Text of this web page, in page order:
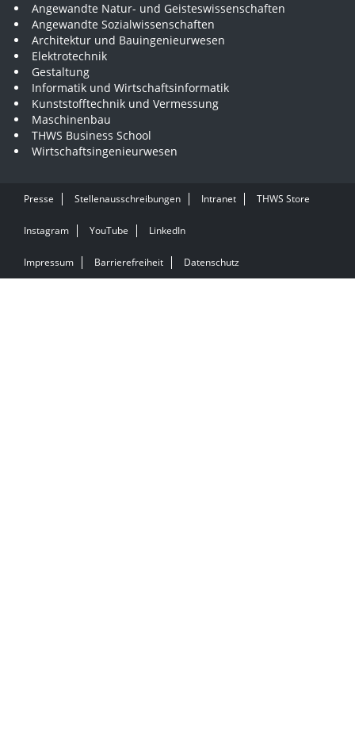
Angewandte Natur- und Geisteswissenschaften
Angewandte Sozialwissenschaften
Architektur und Bauingenieurwesen
Elektrotechnik
Gestaltung
Informatik und Wirtschaftsinformatik
Kunststofftechnik und Vermessung
Maschinenbau
THWS Business School
Wirtschaftsingenieurwesen
Presse Stellenausschreibungen Intranet THWS Store
Instagram YouTube LinkedIn
Impressum Barrierefreiheit Datenschutz